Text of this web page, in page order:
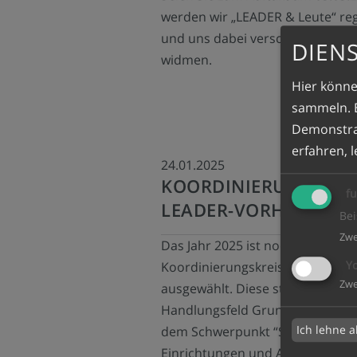
werden wir „LEADER & Leute“
und uns dabei verschiedenen
widmen.
24.01.2025
LEADER-VORHABEN
Das Jahr 2025 ist noch jung,
Koordinierungskreis hat schon
ausgewählt. Diese stammten
Handlungsfeld
dem Schwerpunkt “Sanierung
Einrichtungen und Anlagen“.
Hier
sammeln.
erfahren,
Ich lehne